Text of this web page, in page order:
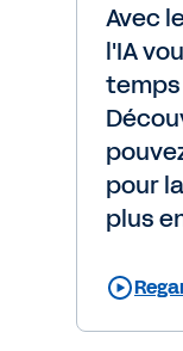
Avec
l'IA
pour
plus